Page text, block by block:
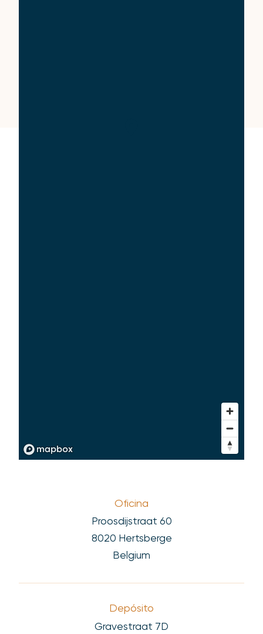
Oficina
Proosdijstraat 60
8020 Hertsberge
Belgium
Depósito
Gravestraat 7D